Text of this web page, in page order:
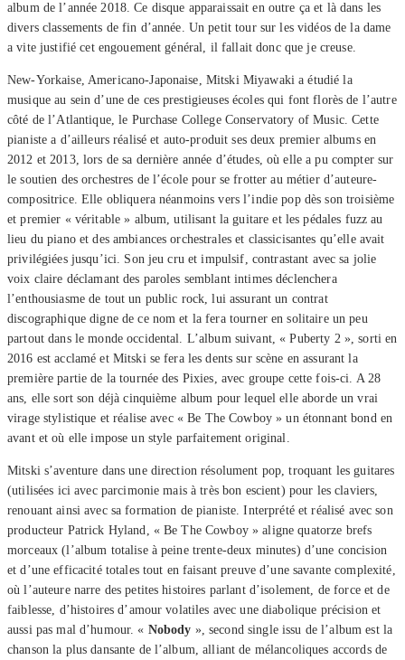
album de l’année 2018. Ce disque apparaissait en outre ça et là dans les
divers classements de fin d’année. Un petit tour sur les vidéos de la dame
a vite justifié cet engouement général, il fallait donc que je creuse.
New-Yorkaise, Americano-Japonaise, Mitski Miyawaki a étudié la
musique au sein d’une de ces prestigieuses écoles qui font florès de l’autre
côté de l’Atlantique, le Purchase College Conservatory of Music. Cette
pianiste a d’ailleurs réalisé et auto-produit ses deux premier albums en
2012 et 2013, lors de sa dernière année d’études, où elle a pu compter sur
le soutien des orchestres de l’école pour se frotter au métier d’auteure-
compositrice. Elle obliquera néanmoins vers l’indie pop dès son troisième
et premier « véritable » album, utilisant la guitare et les pédales fuzz au
lieu du piano et des ambiances orchestrales et classicisantes qu’elle avait
privilégiées jusqu’ici. Son jeu cru et impulsif, contrastant avec sa jolie
voix claire déclamant des paroles semblant intimes déclenchera
l’enthousiasme de tout un public rock, lui assurant un contrat
discographique digne de ce nom et la fera tourner en solitaire un peu
partout dans le monde occidental. L’album suivant, « Puberty 2 », sorti en
2016 est acclamé et Mitski se fera les dents sur scène en assurant la
première partie de la tournée des Pixies, avec groupe cette fois-ci. A 28
ans, elle sort son déjà cinquième album pour lequel elle aborde un vrai
virage stylistique et réalise avec « Be The Cowboy » un étonnant bond en
avant et où elle impose un style parfaitement original.
Mitski s’aventure dans une direction résolument pop, troquant les guitares
(utilisées ici avec parcimonie mais à très bon escient) pour les claviers,
renouant ainsi avec sa formation de pianiste. Interprété et réalisé avec son
producteur Patrick Hyland, « Be The Cowboy » aligne quatorze brefs
morceaux (l’album totalise à peine trente-deux minutes) d’une concision
et d’une efficacité totales tout en faisant preuve d’une savante complexité,
où l’auteure narre des petites histoires parlant d’isolement, de force et de
faiblesse, d’histoires d’amour volatiles avec une diabolique précision et
aussi pas mal d’humour. « Nobody », second single issu de l’album est la
chanson la plus dansante de l’album, alliant de mélancoliques accords de